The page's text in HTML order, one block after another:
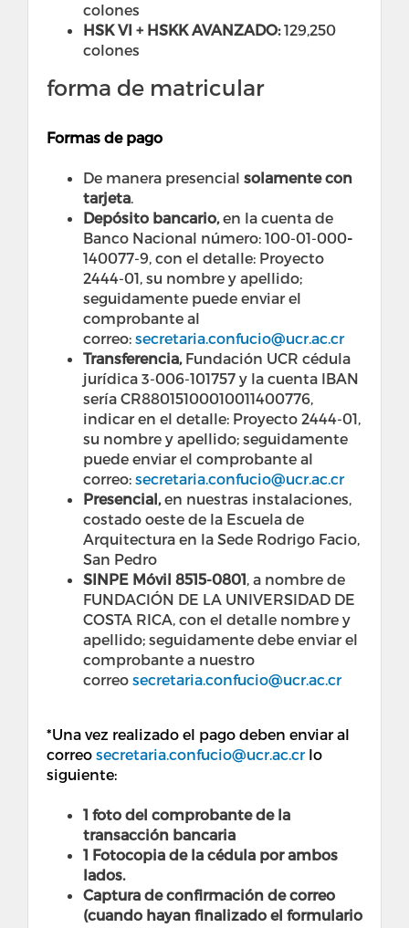
colones
HSK VI + HSKK AVANZADO:129,250
colones
forma de matricular
Formas de pago
De manera presencial solamente con
tarjeta.
Depósito bancario,en la cuenta de
Banco Nacional número: 100-01-000-
140077-9, con el detalle: Proyecto
2444-01, su nombre y apellido;
seguidamente puede enviar el
comprobante al
correo: secretaria.confucio@ucr.ac.cr
Transferencia,Fundación UCR cédula
jurídica 3-006-101757 y la cuenta IBAN
sería CR88015100010011400776,
indicar en el detalle: Proyecto 2444-01,
su nombre y apellido; seguidamente
puede enviar el comprobante al
correo: secretaria.confucio@ucr.ac.cr
Presencial,en nuestras instalaciones,
costado oeste de la Escuela de
Arquitectura en la Sede Rodrigo Facio,
San Pedro
SINPE Móvil 8515-0801, a nombre de
FUNDACIÓN DE LA UNIVERSIDAD DE
COSTA RICA, con el detalle nombre y
apellido; seguidamente debe enviar el
comprobante a nuestro
correo secretaria.confucio@ucr.ac.cr
*Una vez realizado el pago deben enviar al
correo secretaria.confucio@ucr.ac.crlo
siguiente:
1 foto del comprobante de la
transacción bancaria
1 Fotocopia de la cédula por ambos
lados.
Captura de confirmación de correo
(cuando hayan finalizado el formulario